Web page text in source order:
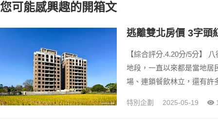
您可能感興趣的開箱文
逃離雙北房價 3字頭
【綜合評分.4.20分/5分】
地段，一直以來都是當地居
場、連鎖餐飲林立，還有
特別企劃 2025-05-19